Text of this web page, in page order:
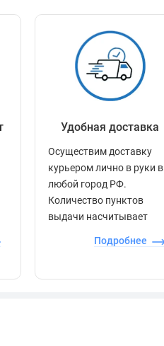
Удобная доставка
Осуществим доставку
курьером лично в руки в
любой город РФ.
Количество пунктов
выдачи насчитывает
всей стране.
Подробнее